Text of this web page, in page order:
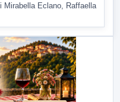
Mirabella Eclano, Raffaella